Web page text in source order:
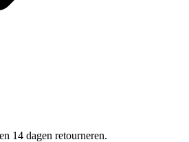
14 dagen retourneren.